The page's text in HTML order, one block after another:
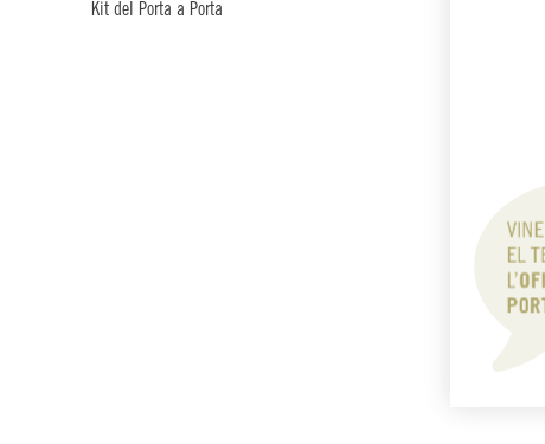
Kit del Porta a Porta